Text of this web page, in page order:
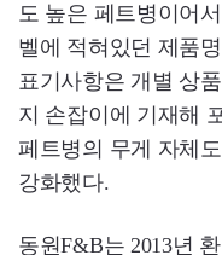
도 높은 페트병이어
벨에 적혀있던 제품
표기사항은 개별 상
지 손잡이에 기재해
페트병의 무게 자체
강화했다.
동원F&B는 2013년